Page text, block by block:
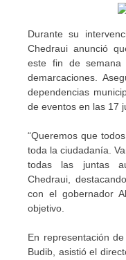
Durante su
Chedraui anunció
este fin de
demarcaciones.
dependencias
de eventos en las 17
“Queremos que
toda la ciudadanía.
todas las juntas
Chedraui,
con el gobernador
objetivo.
En representación
Budib, asistió el